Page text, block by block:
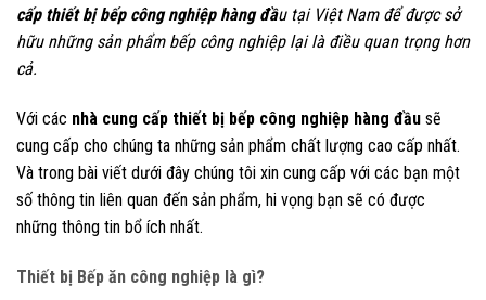
cấp thiết bị bếp công nghiệp hàng đầu tại Việt Nam để được sở
hữu những sản phẩm bếp công nghiệp lại là điều quan trọng hơn
cả.
Với các nhà cung cấp thiết bị bếp công nghiệp hàng đầu sẽ
cung cấp cho chúng ta những sản phẩm chất lượng cao cấp nhất.
Và trong bài viết dưới đây chúng tôi xin cung cấp với các bạn một
số thông tin liên quan đến sản phẩm, hi vọng bạn sẽ có được
những thông tin bổ ích nhất.
Thiết bị Bếp ăn công nghiệp là gì?